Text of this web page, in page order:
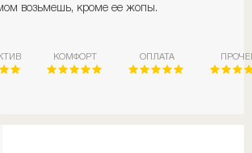
возьмешь, кроме ее жопы.
КОМФОРТ ОПЛАТА